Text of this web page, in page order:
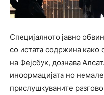
Специјалното јавно
со истата содржина како
на Фејсбук, дознава
информацијата но
прислушкуваните